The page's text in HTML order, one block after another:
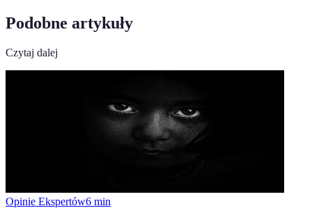
Podobne artykuły
Czytaj dalej
Opinie Ekspertów6 min